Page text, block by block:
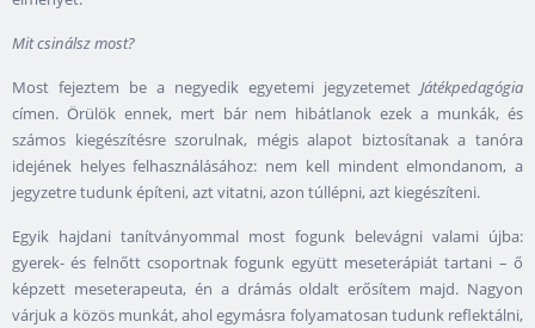
Mit csinálsz most?
Most fejeztem be a negyedik egyetemi jegyzetemet Játékpedagógia
címen. Örülök ennek, mert bár nem hibátlanok ezek a munkák, és
számos kiegészítésre szorulnak, mégis alapot biztosítanak a tanóra
idejének helyes felhasználásához: nem kell mindent elmondanom, a
jegyzetre tudunk építeni, azt vitatni, azon túllépni, azt kiegészíteni.
Egyik hajdani tanítványommal most fogunk belevágni valami újba:
gyerek- és felnőtt csoportnak fogunk együtt meseterápiát tartani – ő
képzett meseterapeuta, én a drámás oldalt erősítem majd. Nagyon
várjuk a közös munkát, ahol egymásra folyamatosan tudunk reflektálni,